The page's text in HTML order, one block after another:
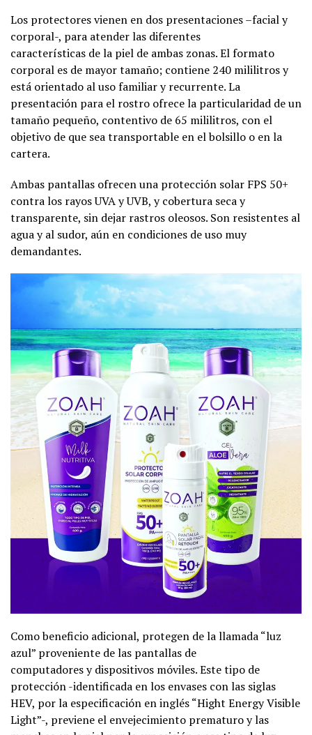
Los protectores vienen en dos presentaciones –facial y
corporal-, para atender las diferentes
características de la piel de ambas zonas. El formato
corporal es de mayor tamaño; contiene 240 mililitros y
está orientado al uso familiar y recurrente. La
presentación para el rostro ofrece la particularidad de un
tamaño pequeño, contentivo de 65 mililitros, con el
objetivo de que sea transportable en el bolsillo o en la
cartera.
Ambas pantallas ofrecen una protección solar FPS 50+
contra los rayos UVA y UVB, y cobertura seca y
transparente, sin dejar rastros oleosos. Son resistentes al
agua y al sudor, aún en condiciones de uso muy
demandantes.
Como beneficio adicional, protegen de la llamada “luz
azul” proveniente de las pantallas de
computadores y dispositivos móviles. Este tipo de
protección -identificada en los envases con las siglas
HEV, por la especificación en inglés “Hight Energy Visible
Light”-, previene el envejecimiento prematuro y las